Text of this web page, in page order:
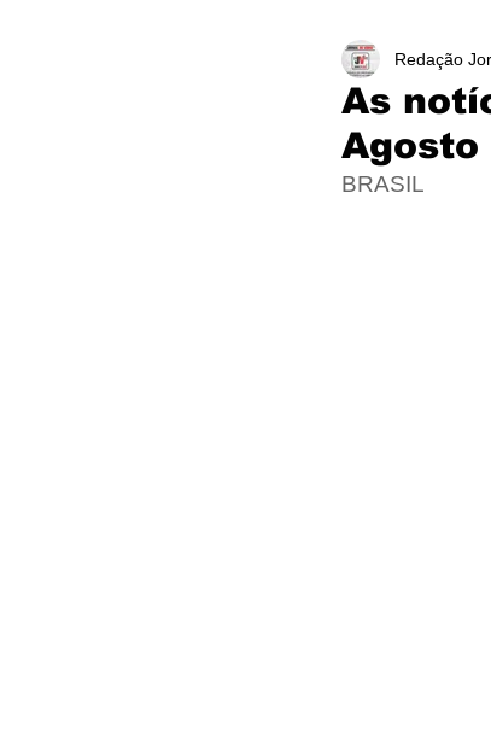
As
Agosto
Redação
BRASIL